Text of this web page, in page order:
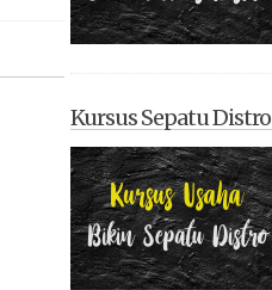
Kursus Sepatu Distro